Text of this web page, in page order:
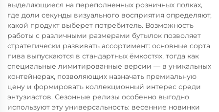
выделяющиеся на переполненных розничных полках,
где доли секунды визуального восприятия определяют,
какой продукт выберет потребитель. Возможность
работы с различными размерами бутылок позволяет
стратегически развивать ассортимент: основные сорта
пива выпускаются в стандартных ёмкостях, тогда как
специальные лимитированные версии — в уникальных
контейнерах, позволяющих назначать премиальную
цену и формировать коллекционный интерес среди
энтузиастов. Сезонные релизы особенно выгодно
используют эту универсальность: весенние новинки